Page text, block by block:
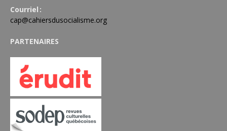
Courriel :
cap@cahiersdusocialisme.org
PARTENAIRES